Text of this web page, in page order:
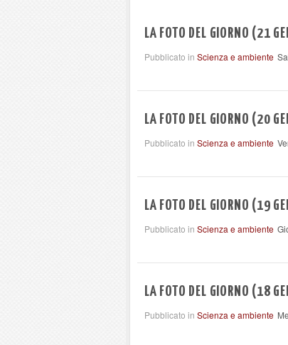
LA FOTO DEL GIORNO (21
Pubblicato in Scienza e ambiente
LA FOTO DEL GIORNO (20
Pubblicato in Scienza e ambiente
LA FOTO DEL GIORNO (19
Pubblicato in Scienza e ambiente
LA FOTO DEL GIORNO (18
Pubblicato in Scienza e ambiente